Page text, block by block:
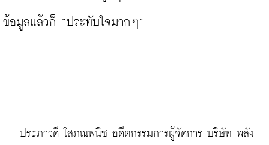
ข้อมูลแล้วก็ “ประทับใจมากๆ”